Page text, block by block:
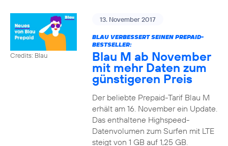
Credits: Blau
13. November 2017
BLAU VERBESSERT SEINEN PREPAID-
BESTSELLER:
Blau M ab November
mit mehr Daten zum
günstigeren Preis
Der beliebte Prepaid-Tarif Blau M
erhält am 16. November ein Update.
Das enthaltene Highspeed-
Datenvolumen zum Surfen mit LTE
steigt von 1 GB auf 1,25 GB.